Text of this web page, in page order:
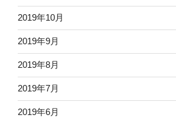
2019年10月
2019年9月
2019年8月
2019年7月
2019年6月